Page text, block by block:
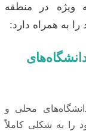
ویژه در منطقه
به همراه دارد:
محلی و
را به شکلی کاملاً